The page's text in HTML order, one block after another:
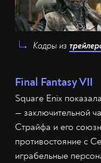
Кадры из
Final Fantasy VII
Square Enix
— заключительной
Страйфа и его
противостояние с
играбельные